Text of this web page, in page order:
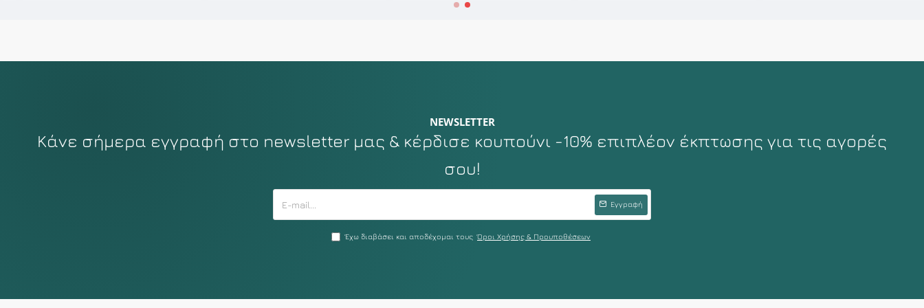
NEWSLETTER
Κάνε σήμερα εγγραφή στο newsletter μας & κέρδισε κουπούνι -10% επιπλέον έκπτωσης για τις αγορές
σου!
Εγγραφή
Έχω διαβάσει και αποδέχομαι τους Όροι Χρήσης & Προυποθέσεων